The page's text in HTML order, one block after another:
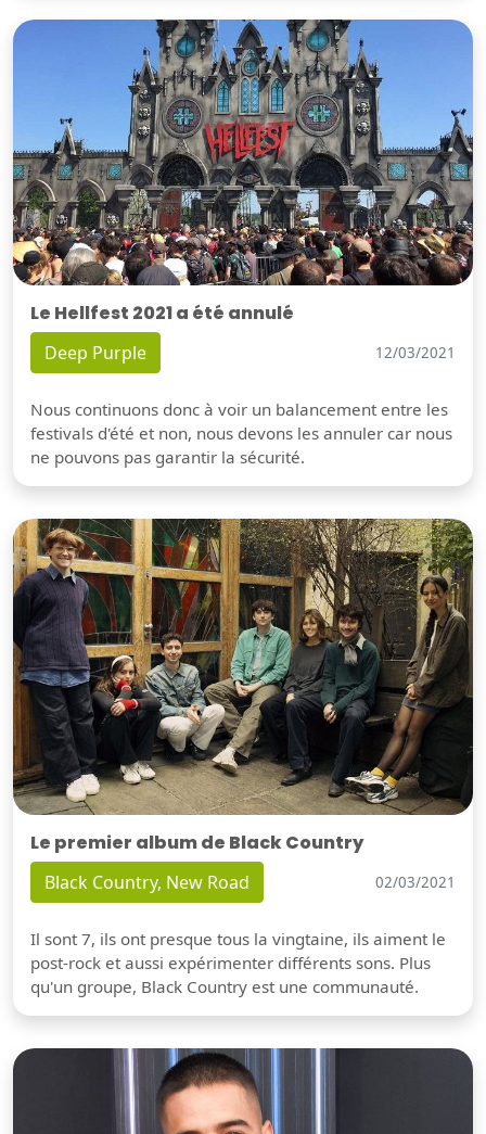
Le Hellfest 2021 a été annulé
Deep Purple 12/03/2021
Nous continuons donc à voir un balancement entre les
festivals d'été et non, nous devons les annuler car nous
ne pouvons pas garantir la sécurité.
Le premier album de Black Country
Black Country, New Road 02/03/2021
Il sont 7, ils ont presque tous la vingtaine, ils aiment le
post-rock et aussi expérimenter différents sons. Plus
qu'un groupe, Black Country est une communauté.